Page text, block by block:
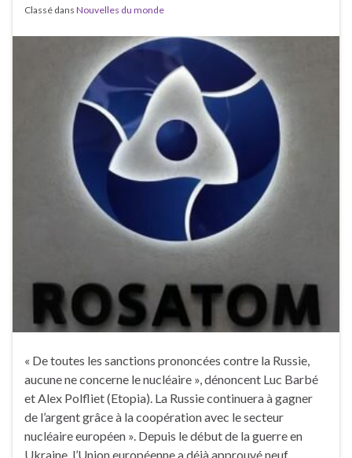
Classé dans Nouvelles du monde
« De toutes les sanctions prononcées contre la Russie,
aucune ne concerne le nucléaire », dénoncent Luc Barbé
et Alex Polfliet (Etopia). La Russie continuera à gagner
de l’argent grâce à la coopération avec le secteur
nucléaire européen ». Depuis le début de la guerre en
Ukraine, l’Union européenne a déjà approuvé neuf